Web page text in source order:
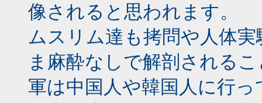
像されると思われます。
ムスリム達も拷問や人体
ま麻酔なしで解剖される
軍は中国人や韓国人に行